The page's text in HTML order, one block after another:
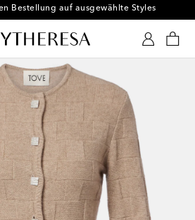
Bestellung auf ausgewählte Styles